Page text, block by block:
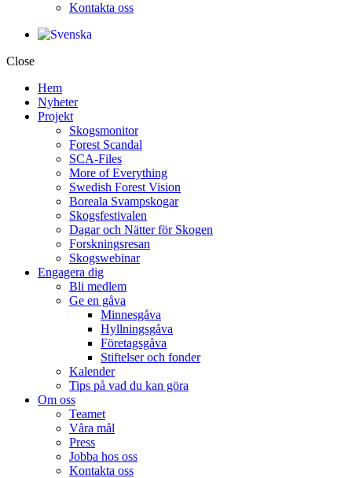
Kontakta oss
Close
Hem
Nyheter
Projekt
Skogsmonitor
Forest Scandal
SCA-Files
More of Everything
Swedish Forest Vision
Boreala Svampskogar
Skogsfestivalen
Dagar och Nätter för Skogen
Forskningsresan
Skogswebinar
Engagera dig
Bli medlem
Ge en gåva
Minnesgåva
Hyllningsgåva
Företagsgåva
Stiftelser och fonder
Kalender
Tips på vad du kan göra
Om oss
Teamet
Våra mål​
Press
Jobba hos oss
Kontakta oss